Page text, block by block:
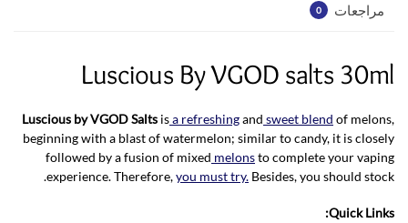
مراجعات 0
Luscious By VGOD salts 30ml
Luscious by VGOD Salts isa refreshingand sweet blend of melons,
beginning with a blast of watermelon; similar to candy, it is closely
followed by a fusion of mixed melonsto complete your vaping
experience. Therefore,you must try. Besides, you should stock.
Quick Links: